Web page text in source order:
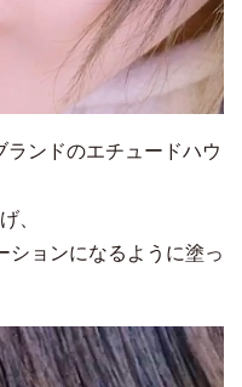
ランドのエチュードハウ
、
ションになるように塗っ